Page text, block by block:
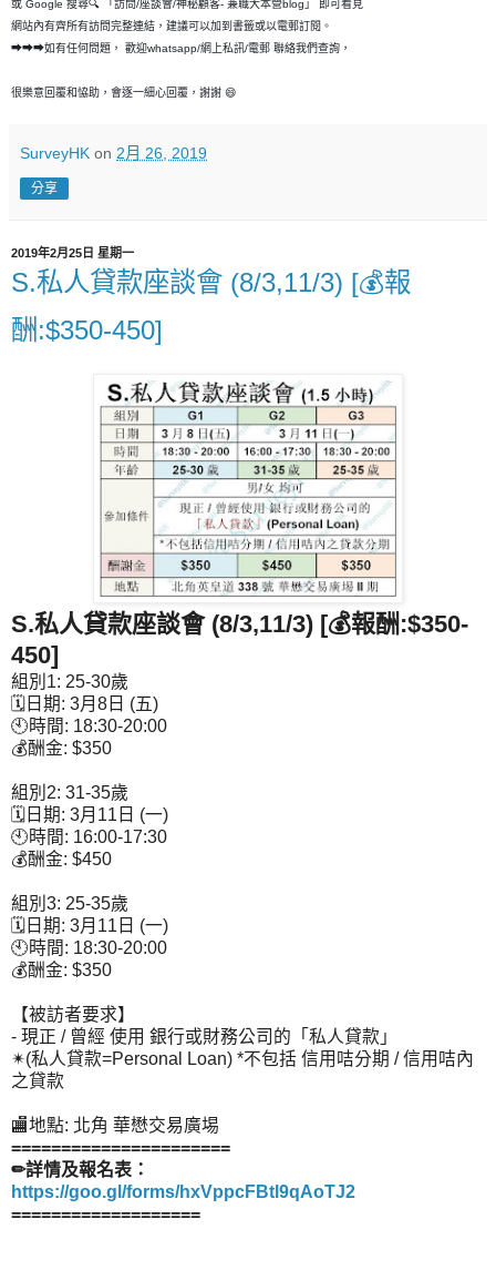
或 Google 搜尋🔍 「訪問/座談會/神秘顧客- 兼職大本營blog」 即可看見
網站內有齊所有訪問完整連結，建議可以加到書籤或以電郵訂閱。
➡➡➡如有任何問題， 歡迎whatsapp/網上私訊/電郵 聯絡我們查詢，
很樂意回覆和恊助，會逐一細心回覆，謝謝 😄
SurveyHK on 2月 26, 2019
分享
2019年2月25日 星期一
S.私人貸款座談會 (8/3,11/3) [💰報
酬:$350-450]
S.私人貸款座談會 (8/3,11/3) [💰報酬:$350-
450]
組別1: 25-30歲
🗓日期: 3月8日 (五)
🕙時間: 18:30-20:00
💰酬金: $350
組別2: 31-35歲
🗓日期: 3月11日 (一)
🕙時間: 16:00-17:30
💰酬金: $450
組別3: 25-35歲
🗓日期: 3月11日 (一)
🕙時間: 18:30-20:00
💰酬金: $350
【被訪者要求】
- 現正 / 曾經 使用 銀行或財務公司的「私人貸款」
✴(私人貸款=Personal Loan) *不包括 信用咭分期 / 信用咭內
之貸款
🏬地點: 北角 華懋交易廣埸
======================
✏詳情及報名表：
https://goo.gl/forms/hxVppcFBtl9qAoTJ2
===================